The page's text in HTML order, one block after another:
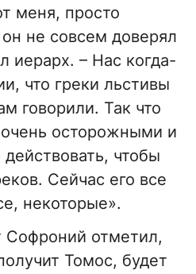
меня, просто
не совсем доверял
иерарх. – Нас когда-
что греки льстивы
говорили. Так что
осторожными и
чтобы
Сейчас его все
некоторые».
Софроний отметил,
Томос, будет